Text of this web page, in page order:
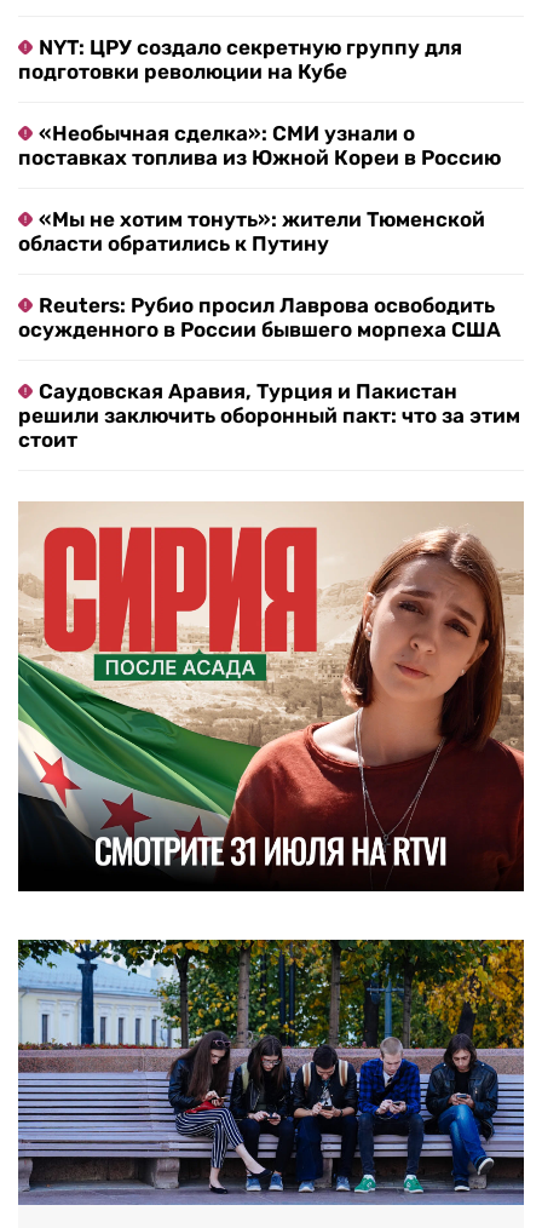
NYT: ЦРУ создало секретную группу для
подготовки революции на Кубе
«Необычная сделка»: СМИ узнали о
поставках топлива из Южной Кореи в Россию
«Мы не хотим тонуть»: жители Тюменской
области обратились к Путину
Reuters: Рубио просил Лаврова освободить
осужденного в России бывшего морпеха США
Саудовская Аравия, Турция и Пакистан
решили заключить оборонный пакт: что за этим
стоит